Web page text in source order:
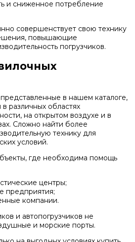
и сниженное потребление
совершенствует свою технику
повышающие
погрузчиков.
в нашем каталоге,
различных областях
на открытом воздухе и в
Сложно найти более
технику для
условий.
где необходима помощь
центры;
предприятия;
компании.
и автопогрузчиков не
и морские порты.